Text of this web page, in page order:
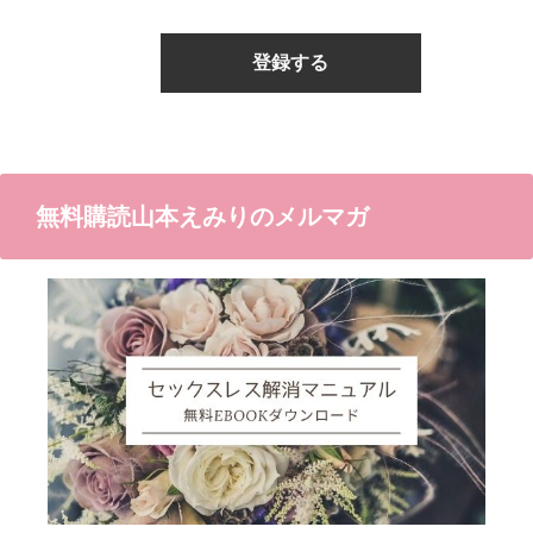
無料購読山本えみりのメルマガ